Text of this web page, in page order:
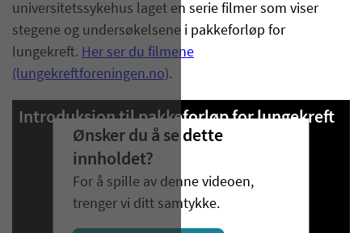
universitetssykehus laget en serie filmer som viser
stegene og undersøkelsene i pakkeforløp for
lungekreft. Her ser du filmene
(lungekreftforeningen.no).
Introduksjon til pakkeforløp for lungekreft
Ønsker du å se dette
innholdet?
For å spille av denne videoen,
trenger vi ditt samtykke.